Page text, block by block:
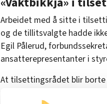
Arbeidet med å sitte i
og de tillitsvalgte hadde
Egil Pålerud,
ansatterepresentanter i
At tilsettingsrådet blir